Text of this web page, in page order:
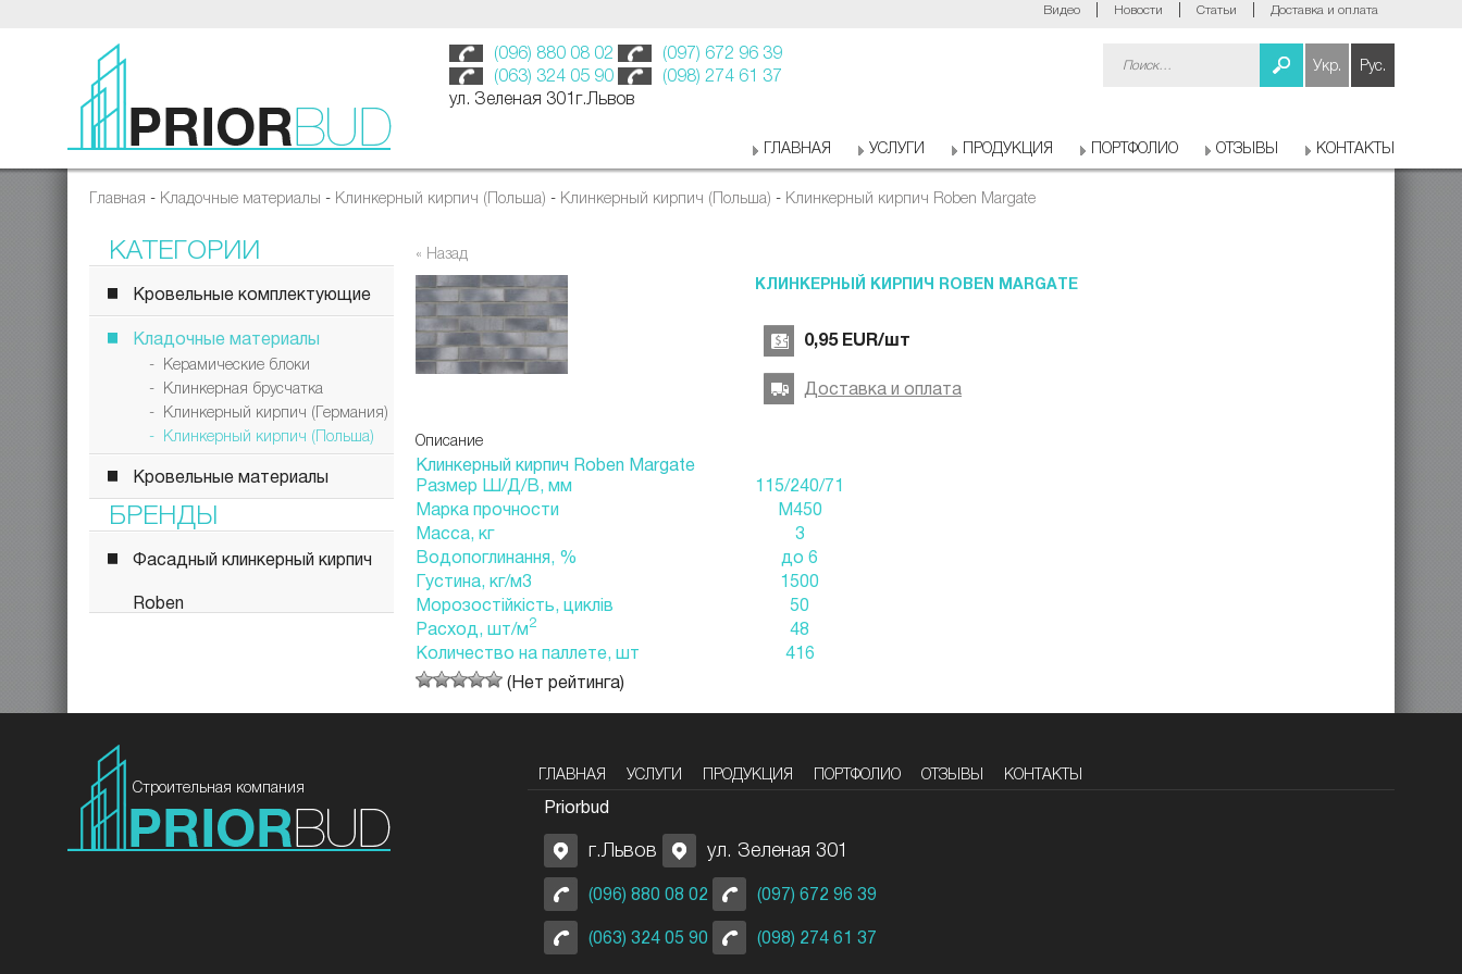
Видео Новости Статьи Доставка и оплата
(096) 880 08 02
(097) 672 96 39
(063) 324 05 90
(098) 274 61 37
ул. Зеленая 301г.Львов
Укр. Рус.
ГЛАВНАЯ УСЛУГИ ПРОДУКЦИЯ ПОРТФОЛИО ОТЗЫВЫ КОНТАКТЫ
Главная - Кладочные материалы - Клинкерный кирпич (Польша) - Клинкерный кирпич (Польша) - Клинкерный кирпич Roben Margate
КАТЕГОРИИ
Кровельные комплектующие
Кладочные материалы
- Керамические блоки
- Клинкерная брусчатка
- Клинкерный кирпич (Германия)
- Клинкерный кирпич (Польша)
Кровельные материалы
БРЕНДЫ
Фасадный клинкерный кирпич
Roben
« Назад
КЛИНКЕРНЫЙ КИРПИЧ ROBEN MARGATE
0,95 EUR/шт
Доставка и оплата
Описание
Клинкерный кирпич Roben Margate
Размер Ш/Д/В, мм
115/240/71
Марка прочности
М450
Масса, кг
3
Водопоглинання, %
до 6
Густина, кг/м3
1500
Морозостійкість, циклів
50
Расход, шт/м2
48
Количество на паллете, шт
416
(Нет рейтинга)
Строительная компания
ГЛАВНАЯ УСЛУГИ ПРОДУКЦИЯ ПОРТФОЛИО ОТЗЫВЫ КОНТАКТЫ
Priorbud
г.Львов ул. Зеленая 301
(096) 880 08 02 (097) 672 96 39
(063) 324 05 90 (098) 274 61 37